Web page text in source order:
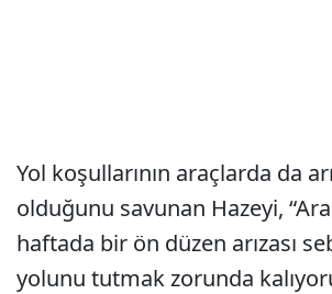
Yol koşullarının araçlarda da
olduğunu savunan Hazeyi,
haftada bir ön düzen arızası
yolunu tutmak zorunda